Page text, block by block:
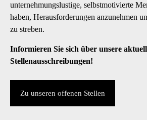
unternehmungslustige, selbstmotivierte
haben, Herausforderungen anzunehmen
zu streben.
Informieren Sie sich über unsere
Stellenausschreibungen!
Zu unseren offenen Stellen